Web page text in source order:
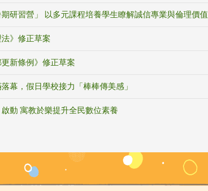
研習營」 以多元課程培養學生瞭解誠信專業與倫理價值
法》修正草案
更新條例》修正草案
幕，假日學校接力「棒棒傳美感」
啟動 寓教於樂提升全民數位素養